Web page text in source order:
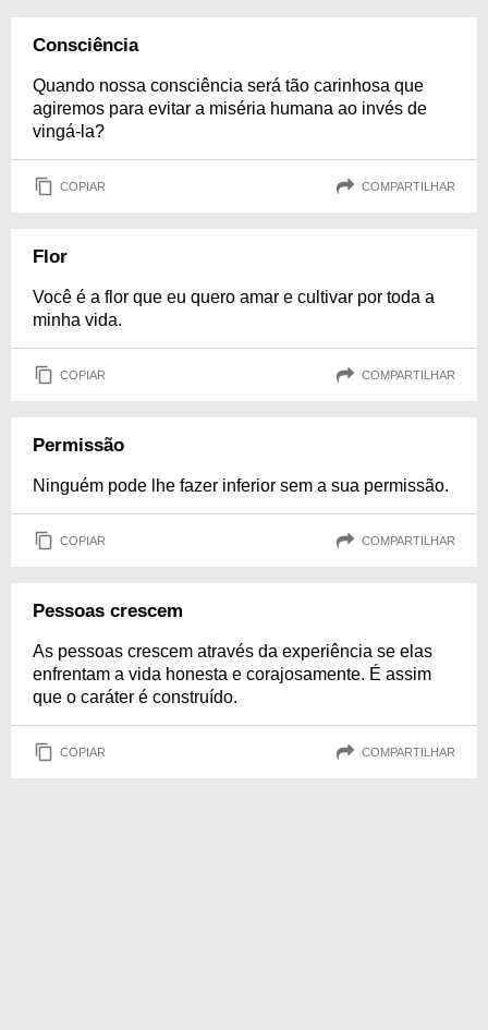
Consciência
Quando nossa consciência será tão carinhosa que
agiremos para evitar a miséria humana ao invés de
vingá-la?
COPIAR COMPARTILHAR
Flor
Você é a flor que eu quero amar e cultivar por toda a
minha vida.
COPIAR COMPARTILHAR
Permissão
Ninguém pode lhe fazer inferior sem a sua permissão.
COPIAR COMPARTILHAR
Pessoas crescem
As pessoas crescem através da experiência se elas
enfrentam a vida honesta e corajosamente. É assim
que o caráter é construído.
COPIAR COMPARTILHAR